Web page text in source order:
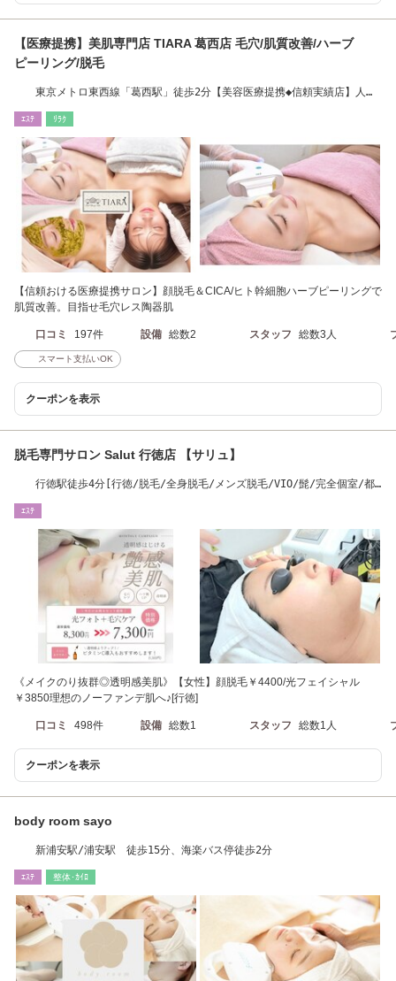
【医療提携】美肌専門店 TIARA 葛西店 毛穴/肌質改善/ハーブ
ピーリング/脱毛
東京メトロ東西線「葛西駅」徒歩2分【美容医療提携◆信頼実績店】人気
ｴｽﾃ ﾘﾗｸ
【信頼おける医療提携サロン】顔脱毛＆CICA/ヒト幹細胞ハーブピーリングで
肌質改善。目指せ毛穴レス陶器肌
口コミ 197件 設備 総数2 スタッフ 総数3人
スマート支払いOK
クーポンを表示
脱毛専門サロン Salut 行徳店 【サリュ】
行徳駅徒歩4分[行徳/脱毛/全身脱毛/メンズ脱毛/VIO/髭/完全個室/都
ｴｽﾃ
《メイクのり抜群◎透明感美肌》【女性】顔脱毛￥4400/光フェイシャル
￥3850理想のノーファンデ肌へ♪[行徳]
口コミ 498件 設備 総数1 スタッフ 総数1人
クーポンを表示
body room sayo
新浦安駅/浦安駅 徒歩15分、海楽バス停徒歩2分
ｴｽﾃ 整体･ｶｲﾛ